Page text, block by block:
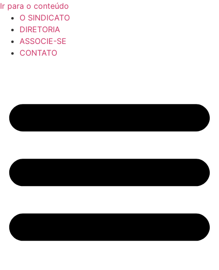
Ir para o conteúdo
O SINDICATO
DIRETORIA
ASSOCIE-SE
CONTATO